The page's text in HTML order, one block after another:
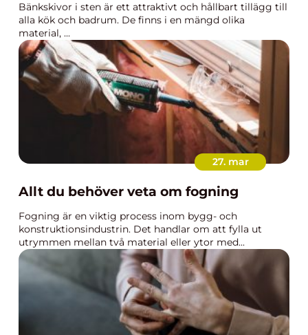
Bänkskivor i sten är ett attraktivt och hållbart tillägg till
alla kök och badrum. De finns i en mängd olika
material, ...
27. mar
Allt du behöver veta om fogning
Fogning är en viktig process inom bygg- och
konstruktionsindustrin. Det handlar om att fylla ut
utrymmen mellan två material eller ytor med...